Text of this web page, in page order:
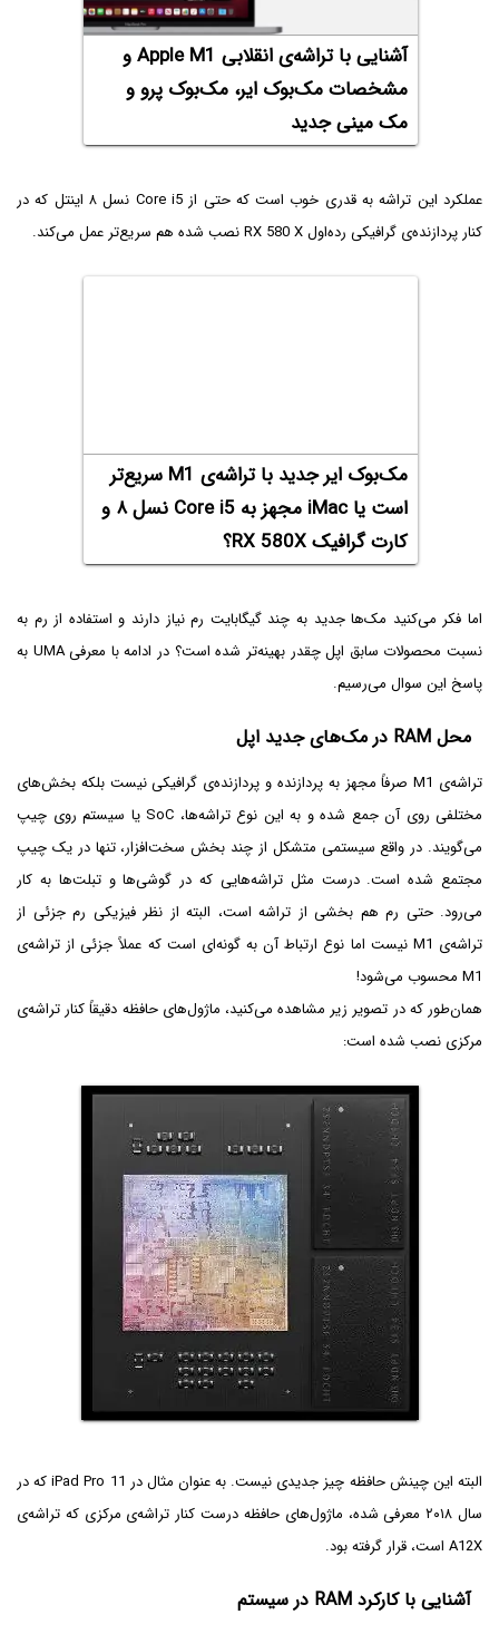
آشنایی با تراشه‌ی انقلابی Apple M1 و
مشخصات مک‌بوک ایر، مک‌بوک پرو و
مک مینی جدید
عملکرد این تراشه به قدری خوب است که حتی از Core i5 نسل ۸ اینتل که در
کنار پردازنده‌ی گرافیکی رده‌اول RX 580 X نصب شده هم سریع‌تر عمل می‌کند.
مک‌بوک ایر جدید با تراشه‌ی M1 سریع‌تر
است یا iMac مجهز به Core i5 نسل ۸ و
کارت گرافیک RX 580X؟
اما فکر می‌کنید مک‌ها جدید به چند گیگابایت رم نیاز دارند و استفاده از رم به
نسبت محصولات سابق اپل چقدر بهینه‌تر شده است؟ در ادامه با معرفی UMA به
پاسخ این سوال می‌رسیم.
محل RAM در مک‌های جدید اپل
تراشه‌ی M1 صرفاً مجهز به پردازنده و پردازنده‌ی گرافیکی نیست بلکه بخش‌های
مختلفی روی آن جمع شده و به این نوع تراشه‌ها، SoC‌ یا سیستم روی چیپ
می‌گویند. در واقع سیستمی متشکل از چند بخش سخت‌افزار، تنها در یک چیپ
مجتمع شده است. درست مثل تراشه‌هایی که در گوشی‌ها و تبلت‌ها به کار
می‌رود. حتی رم هم بخشی از تراشه است، البته از نظر فیزیکی رم جزئی از
تراشه‌ی M1 نیست اما نوع ارتباط آن به گونه‌ای است که عملاً جزئی از تراشه‌ی
M1 محسوب می‌شود!
همان‌طور که در تصویر زیر مشاهده می‌کنید، ماژول‌های حافظه دقیقاً کنار تراشه‌ی
مرکزی نصب شده است:
البته این چینش حافظه چیز جدیدی نیست. به عنوان مثال در iPad Pro 11 که در
سال ۲۰۱۸ معرفی شده، ماژول‌های حافظه درست کنار تراشه‌ی مرکزی که تراشه‌ی
A12X است، قرار گرفته بود.
آشنایی با کارکرد RAM در سیستم